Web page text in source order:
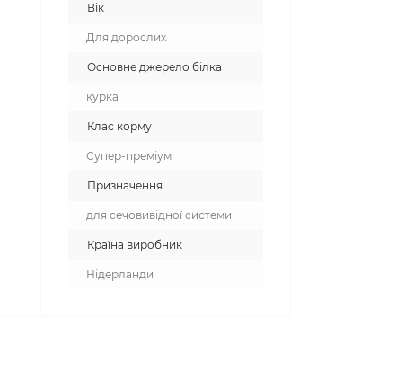
Вік
Для дорослих
Основне джерело білка
курка
Клас корму
Супер-преміум
Призначення
для сечовивідної системи
Країна виробник
Нідерланди